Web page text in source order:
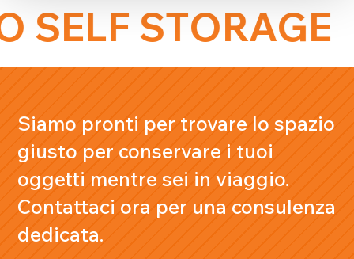
STORAGE
Siamo pronti per trovare lo spazio
giusto per conservare i tuoi
oggetti mentre sei in viaggio.
Contattaci ora per una consulenza
dedicata.